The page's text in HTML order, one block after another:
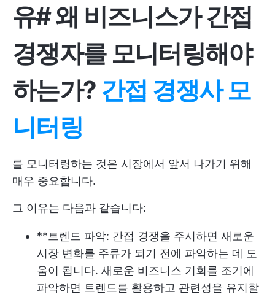
유#왜 비즈니스가 간접
경쟁자를 모니터링해야
하는가? 간접 경쟁사 모
니터링
를 모니터링하는 것은 시장에서 앞서 나가기 위해
매우 중요합니다.
그 이유는 다음과 같습니다:
**트렌드 파악: 간접 경쟁을 주시하면 새로운
시장 변화를 주류가 되기 전에 파악하는 데 도
움이 됩니다. 새로운 비즈니스 기회를 조기에
파악하면 트렌드를 활용하고 관련성을 유지할